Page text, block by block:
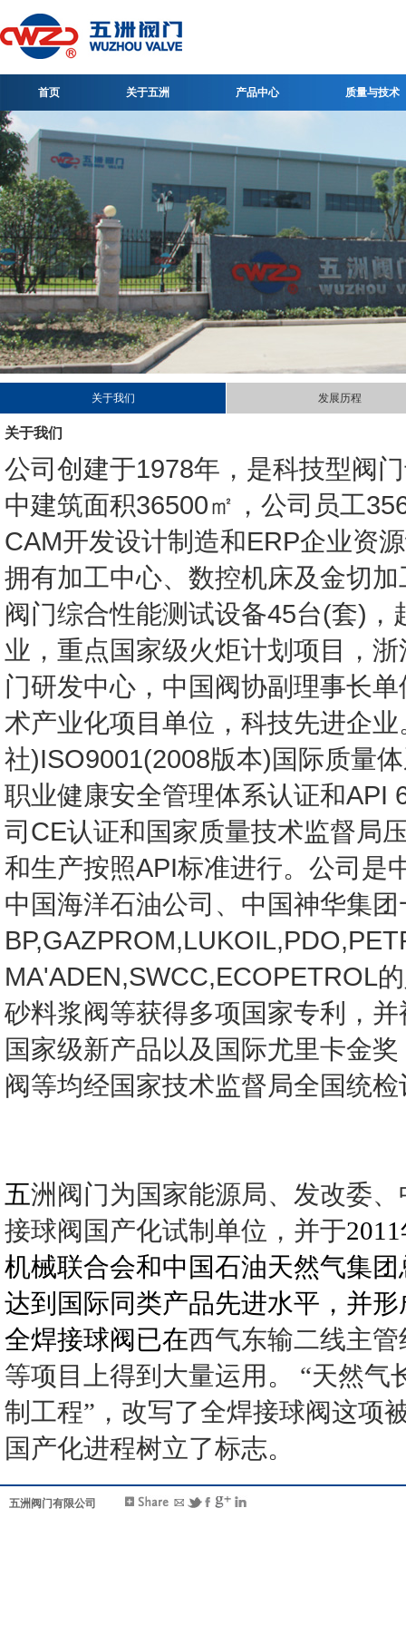
首页 关于五洲 产品中心 质量与技术
关于我们 发展历程
关于我们
公司创建于1978年，是科技型阀
中建筑面积36500㎡，公司员工
CAM开发设计制造和ERP企业资
拥有加工中心、数控机床及金切
阀门综合性能测试设备45台(套)
业，重点国家级火炬计划项目，
门研发中心，中国阀协副理事长
术产业化项目单位，科技先进企
社)ISO9001(2008版本)国际质量
职业健康安全管理体系认证和API
司CE认证和国家质量技术监督局
和生产按照API标准进行。公司是
中国海洋石油公司、中国神华集
MA'ADEN,SWCC,ECOPETROL
砂料浆阀等获得多项国家专利，
国家级新产品以及国际尤里卡金
阀等均经国家技术监督局全国统
五洲阀门为国家能源局、发改委
接球阀国产化试制单位，并于2011
机械联合会和中国石油天然气集
达到国际同类产品先进水平，并
全焊接球阀已在西气东输二线主
等项目上得到大量运用。
“天然气
制工程” ，改写了全焊接球阀这项
国产化进程树立了标志。
五洲阀门有限公司